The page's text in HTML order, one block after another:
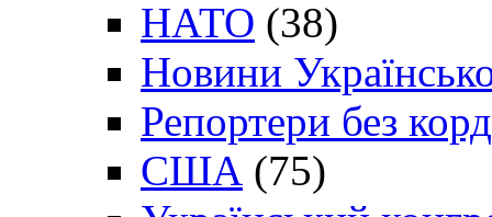
НАТО (38)
Новини
Репортери без
США (75)